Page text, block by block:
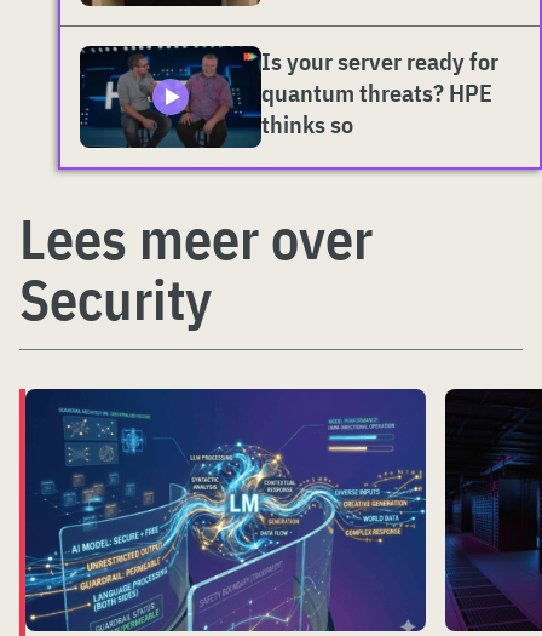
Is your server ready for
quantum threats? HPE
thinks so
Lees meer over
Security